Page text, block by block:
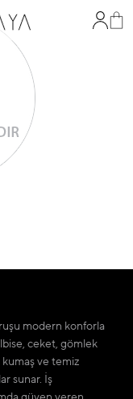
modern konforla
ceket, gömlek
kumaş ve temiz
sunar. İş